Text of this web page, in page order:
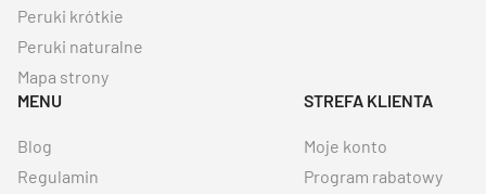
Peruki krótkie
Peruki naturalne
Mapa strony
MENU
Blog
Regulamin
STREFA KLIENTA
Moje konto
Program rabatowy